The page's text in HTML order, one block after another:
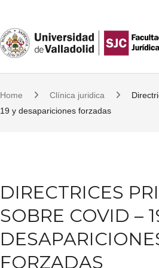
i
t
o
c
t
Home Clínica juridica
19 y desapariciones forzadas
DIRECTRICES
SOBRE COVID –
FORZADAS